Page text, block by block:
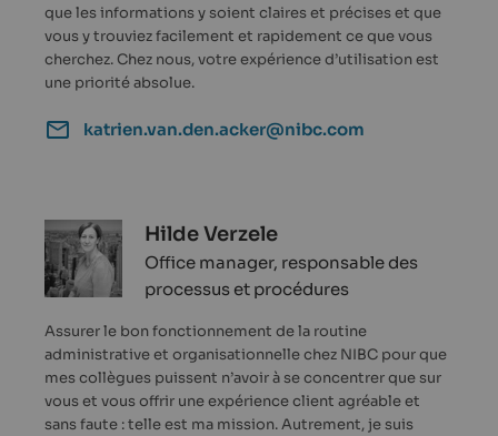
que les informations y soient claires et précises et que
vous y trouviez facilement et rapidement ce que vous
cherchez. Chez nous, votre expérience d’utilisation est
une priorité absolue.
katrien.van.den.acker@nibc.com
Hilde Verzele
Office manager, responsable des
processus et procédures
Assurer le bon fonctionnement de la routine
administrative et organisationnelle chez NIBC pour que
mes collègues puissent n’avoir à se concentrer que sur
vous et vous offrir une expérience client agréable et
sans faute : telle est ma mission. Autrement, je suis